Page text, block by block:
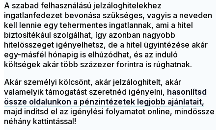
A szabad felhasználású jelzáloghitelekhez
ingatlanfedezet bevonása szükséges, vagyis a neveden
kell lennie egy tehermentes ingatlannak, ami a hitel
biztosítékául szolgálhat, így azonban nagyobb
hitelösszeget igényelhetsz, de a hitel ügyintézése akár
egy-másfél hónapig is elhúzódhat, és az induló
költségek akár több százezer forintra is rúghatnak.
Akár személyi kölcsönt, akár jelzáloghitelt, akár
valamelyik támogatást szeretnéd igényelni, hasonlítsd
össze oldalunkon a pénzintézetek legjobb ajánlatait,
majd indítsd el az igénylési folyamatot online, mindössze
néhány kattintással!